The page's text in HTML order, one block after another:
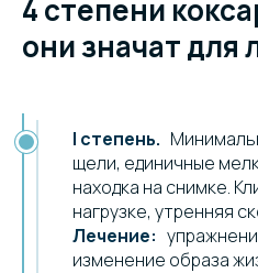
4 степени
они значат для
I степень.
щели, единичные
находка на снимке.
нагрузке, утренняя
Лечение:
изменение образа